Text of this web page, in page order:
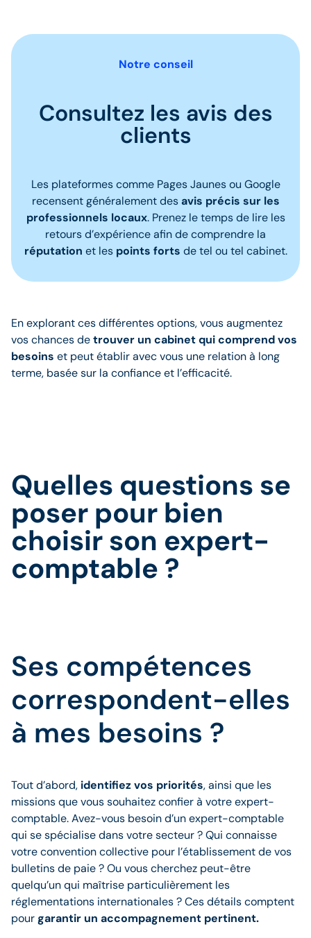
Notre conseil
Consultez les avis des
clients
Les plateformes comme Pages Jaunes ou Google
recensent généralement desavis précis sur les
professionnels locaux. Prenez le temps de lire les
retours d’expérience afin de comprendre la
réputation et les points forts de tel ou tel cabinet.
En explorant ces différentes options, vous augmentez
vos chances detrouver un cabinet qui comprend vos
besoins et peut établir avec vous une relation à long
terme, basée sur la confiance et l’efficacité.
Quelles questions se
poser pour bien
choisir son expert-
comptable ?
Ses compétences
correspondent-elles
à mes besoins ?
Tout d’abord, identifiez vos priorités, ainsi que les
missions que vous souhaitez confier à votre expert-
comptable. Avez-vous besoin d’un expert-comptable
qui se spécialise dans votre secteur ? Qui connaisse
votre convention collective pour l’établissement de vos
bulletins de paie ? Ou vous cherchez peut-être
quelqu’un qui maîtrise particulièrement les
réglementations internationales ? Ces détails comptent
pourgarantir un accompagnement pertinent.